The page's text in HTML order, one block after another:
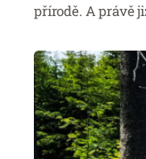
přírodě. A právě